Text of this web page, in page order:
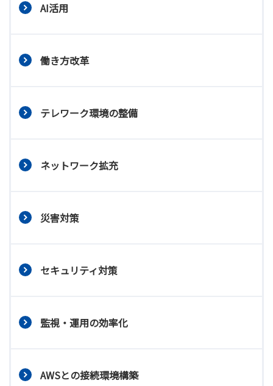
AI活用
働き方改革
テレワーク環境の整備
ネットワーク拡充
災害対策
セキュリティ対策
監視・運用の効率化
AWSとの接続環境構築